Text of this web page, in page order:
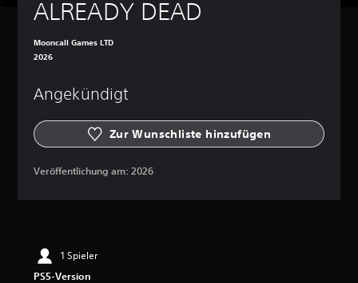
ALREADY DEAD
Mooncall Games LTD
2026
Angekündigt
Zur Wunschliste hinzufügen
Veröffentlichung am: 2026
1 Spieler
PS5-Version